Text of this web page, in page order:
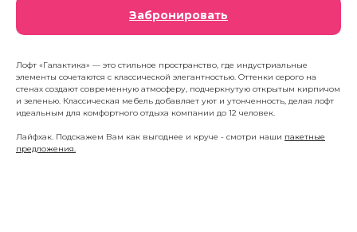
Забронировать
Лофт «Галактика» — это стильное пространство, где индустриальные
элементы сочетаются с классической элегантностью. Оттенки серого на
стенах создают современную атмосферу, подчеркнутую открытым кирпичом
и зеленью. Классическая мебель добавляет уют и утонченность, делая лофт
идеальным для комфортного отдыха компании до 12 человек.
Лайфхак. Подскажем Вам как выгоднее и круче - смотри наши пакетные
предложения.